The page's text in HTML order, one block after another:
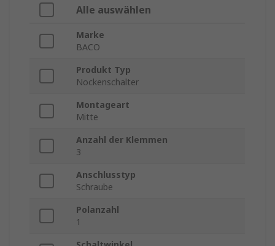
Alle auswählen
Marke
BACO
Produkt Typ
Nockenschalter
Montageart
Mitte
Anzahl der Klemmen
3
Anschlusstyp
Schraube
Polanzahl
1